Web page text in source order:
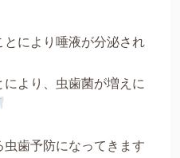
とにより唾液が分泌され
より、虫歯菌が増えに
歯予防になってきます